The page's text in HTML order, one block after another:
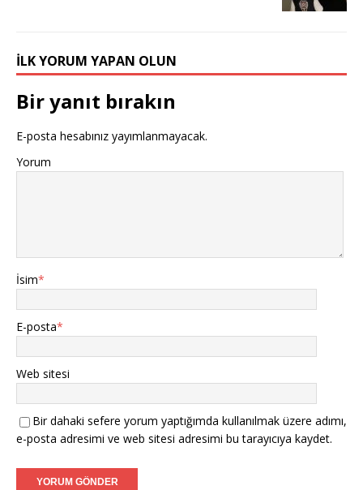
İLK YORUM YAPAN OLUN
Bir yanıt bırakın
E-posta hesabınız yayımlanmayacak.
Yorum
İsim*
E-posta*
Web sitesi
Bir dahaki sefere yorum yaptığımda kullanılmak üzere adımı,
e-posta adresimi ve web sitesi adresimi bu tarayıcıya kaydet.